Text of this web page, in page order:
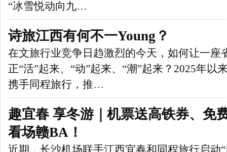
“冰雪悦动向九…
诗旅江西有何不一Young？
在文旅行业竞争日趋激烈的今天，如何让一座
正“活”起来、“动”起来、“潮”起来？2025年以
携手同程旅行，推…
趣宜春 享冬游｜机票送高铁券、免
看场赣BA！
近期，长沙机场联手江西宜春和同程旅行启动